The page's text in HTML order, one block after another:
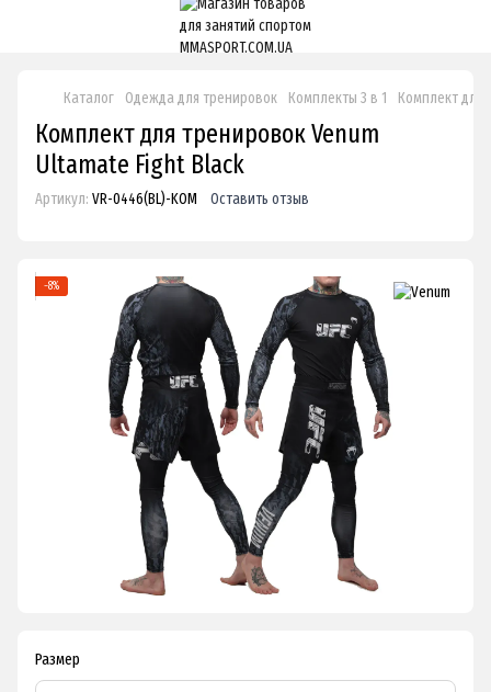
Каталог Одежда для тренировок Комплекты 3 в 1 Комплект для
Комплект для тренировок Venum
Ultamate Fight Black
Артикул: VR-0446(BL)-KOM Оставить отзыв
−8%
Размер